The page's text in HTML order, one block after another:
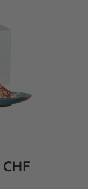
CHF